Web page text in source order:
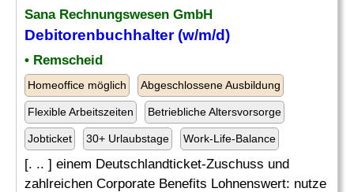
Sana Rechnungswesen GmbH
Debitorenbuchhalter(w/m/d)
• Remscheid
Homeoffice möglich Abgeschlossene Ausbildung
Flexible Arbeitszeiten Betriebliche Altersvorsorge
Jobticket 30+ Urlaubstage Work-Life-Balance
[. .. ] einem Deutschlandticket-Zuschuss und
zahlreichen Corporate Benefits Lohnenswert: nutze